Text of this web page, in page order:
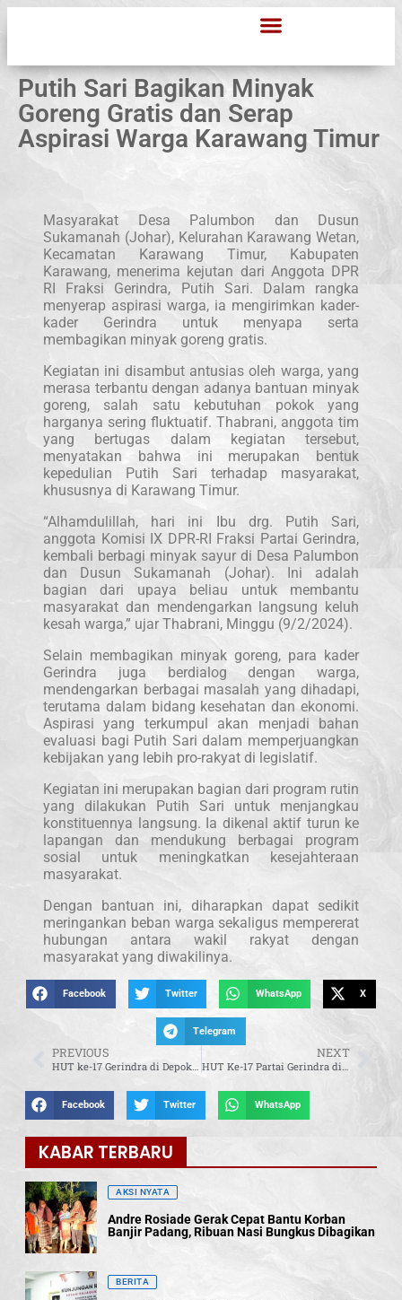
Putih Sari Bagikan Minyak
Goreng Gratis dan Serap
Aspirasi Warga Karawang Timur
Masyarakat Desa Palumbon dan Dusun
Sukamanah (Johar), Kelurahan Karawang Wetan,
Kecamatan Karawang Timur, Kabupaten
Karawang, menerima kejutan dari Anggota DPR
RI Fraksi Gerindra, Putih Sari. Dalam rangka
menyerap aspirasi warga, ia mengirimkan kader-
kader Gerindra untuk menyapa serta
membagikan minyak goreng gratis.
Kegiatan ini disambut antusias oleh warga, yang
merasa terbantu dengan adanya bantuan minyak
goreng, salah satu kebutuhan pokok yang
harganya sering fluktuatif. Thabrani, anggota tim
yang bertugas dalam kegiatan tersebut,
menyatakan bahwa ini merupakan bentuk
kepedulian Putih Sari terhadap masyarakat,
khususnya di Karawang Timur.
“Alhamdulillah, hari ini Ibu drg. Putih Sari,
anggota Komisi IX DPR-RI Fraksi Partai Gerindra,
kembali berbagi minyak sayur di Desa Palumbon
dan Dusun Sukamanah (Johar). Ini adalah
bagian dari upaya beliau untuk membantu
masyarakat dan mendengarkan langsung keluh
kesah warga,” ujar Thabrani, Minggu (9/2/2024).
Selain membagikan minyak goreng, para kader
Gerindra juga berdialog dengan warga,
mendengarkan berbagai masalah yang dihadapi,
terutama dalam bidang kesehatan dan ekonomi.
Aspirasi yang terkumpul akan menjadi bahan
evaluasi bagi Putih Sari dalam memperjuangkan
kebijakan yang lebih pro-rakyat di legislatif.
Kegiatan ini merupakan bagian dari program rutin
yang dilakukan Putih Sari untuk menjangkau
konstituennya langsung. Ia dikenal aktif turun ke
lapangan dan mendukung berbagai program
sosial untuk meningkatkan kesejahteraan
masyarakat.
Dengan bantuan ini, diharapkan dapat sedikit
meringankan beban warga sekaligus mempererat
hubungan antara wakil rakyat dengan
masyarakat yang diwakilinya.
Facebook Twitter WhatsApp X
Telegram
PREVIOUS
HUT ke-17 Gerindra di Depok Dimeriahkan dengan Live Music dan Doorprize
NEXT
HUT Ke-17 Partai Gerindra di Kabupaten Tangerang: Semarakkan Perayaan dengan Doa Bersama, Jalan Santai, dan Hiburan
Facebook Twitter WhatsApp
KABAR TERBARU
AKSI NYATA
Andre Rosiade Gerak Cepat Bantu Korban
Banjir Padang, Ribuan Nasi Bungkus Dibagikan
BERITA